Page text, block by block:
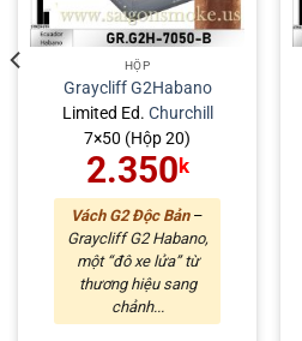
HỘP
Graycliff G2Habano
Limited Ed. Churchill
7×50 (Hộp 20)
2.350 k
Vách G2 Độc Bản–
Graycliff G2 Habano,
một “đô xe lửa” từ
thương hiệu sang
chảnh...